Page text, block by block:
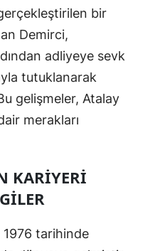
Niğde
Sakarya
bir
Demirci,
adliyeye sevk
tutuklanarak
gelişmeler, Atalay
merakları
KARIYERI
tarihinde